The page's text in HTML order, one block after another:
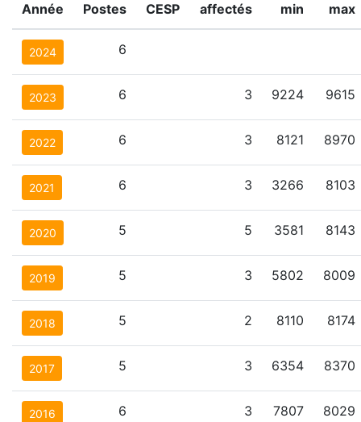
Année Postes CESP
affectés
min
max
2024 6
2023 6 3 9224 9615
2022 6 3 8121 8970
2021 6 3 3266 8103
2020 5 5 3581 8143
2019 5 3 5802 8009
2018 5 2 8110 8174
2017 5 3 6354 8370
2016 6 3 7807 8029